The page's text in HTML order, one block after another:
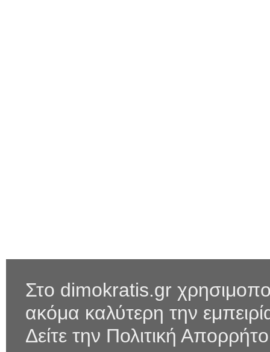
Στο dimokratis.gr
ακόμα καλύτερη την
Δείτε την Πολιτική